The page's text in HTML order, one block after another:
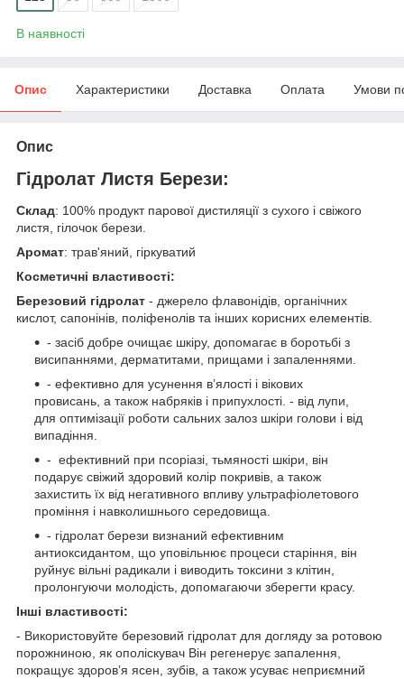
В наявності
Опис Характеристики Доставка Оплата Умови
Опис
Гідролат Листя Берези:
Склад: 100% продукт парової дистиляції з сухого і свіжого
листя, гілочок берези.
Аромат: трав'яний, гіркуватий
Косметичні властивості:
Березовий гідролат - джерело флавонідів, органічних
кислот, сапонінів, поліфенолів та інших корисних елементів.
- засіб добре очищає шкіру, допомагає в боротьбі з
висипаннями, дерматитами, прищами і запаленнями.
- ефективно для усунення в’ялості і вікових
провисань, а також набряків і припухлості. - від лупи,
для оптимізації роботи сальних залоз шкіри голови і від
випадіння.
- ефективний при псоріазі, тьмяності шкіри, він
подарує свіжий здоровий колір покривів, а також
захистить їх від негативного впливу ультрафіолетового
проміння і навколишнього середовища.
- гідролат берези визнаний ефективним
антиоксидантом, що уповільнює процеси старіння, він
руйнує вільні радикали і виводить токсини з клітин,
пролонгуючи молодість, допомагаючи зберегти красу.
Інші властивості:
- Використовуйте березовий гідролат для догляду за ротовою
порожниною, як ополіскувач Він регенерує запалення,
покращує здоров’я ясен, зубів, а також усуває неприємний